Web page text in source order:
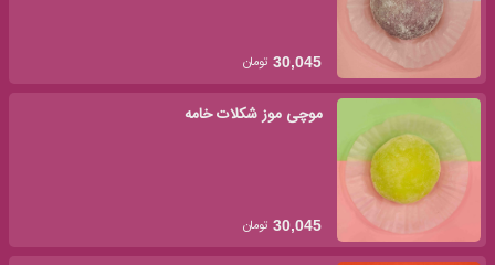
30,045 تومان
موچی موز شکلات خامه
30,045 تومان